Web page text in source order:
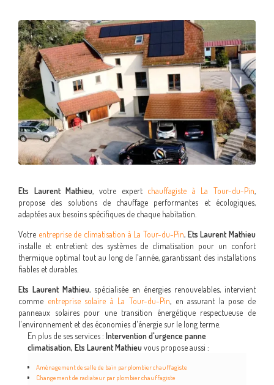
Ets Laurent Mathieu, votre expert chauffagiste à La Tour-du-Pin,
propose des solutions de chauffage performantes et écologiques,
adaptées aux besoins spécifiques de chaque habitation.
Votre entreprise de climatisation à La Tour-du-Pin, Ets Laurent Mathieu
installe et entretient des systèmes de climatisation pour un confort
thermique optimal tout au long de l'année, garantissant des installations
fiables et durables.
Ets Laurent Mathieu, spécialisée en énergies renouvelables, intervient
comme entreprise solaire à La Tour-du-Pin, en assurant la pose de
panneaux solaires pour une transition énergétique respectueuse de
l'environnement et des économies d'énergie sur le long terme.
En plus de ses services : Intervention d'urgence panne
climatisation, Ets Laurent Mathieuvous propose aussi :
Aménagement de salle de bain par plombier chauffagiste
Changement de radiateur par plombier chauffagiste